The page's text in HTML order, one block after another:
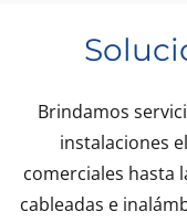
Brindamos
instalaciones
comerciales hasta
cableadas e